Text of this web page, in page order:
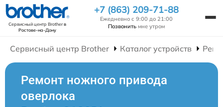
Сервисный центр Brotherв
Ростове-на-Дону
+7 (863) 209-71-88
Ежедневно с 9:00 до 21:00
Позвонить мне утром
Сервисный центр Brother Каталог устройств
Ремонт ножного привода
оверлока